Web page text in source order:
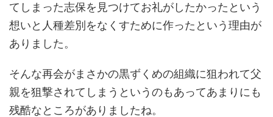
てしまった志保を見つけてお礼がしたかったという
想いと人種差別をなくすために作ったという理由が
ありました。
そんな再会がまさかの黒ずくめの組織に狙われて父
親を狙撃されてしまうというのもあってあまりにも
残酷なところがありましたね。